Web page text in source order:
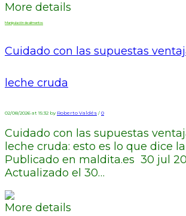
More details
Manipulación de alimentos
Cuidado con las supuestas
leche cruda
02/08/2026 at 15:32 by Roberto Valdés / 0
Cuidado con las supuestas
leche cruda: esto es lo que dice
Publicado en maldita.es 30 jul
Actualizado el 30…
More details